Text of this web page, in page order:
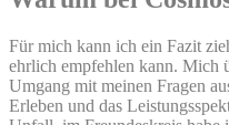
Für mich kann ich ein Fazit
ehrlich empfehlen kann. Mich
Umgang mit meinen Fragen
Erleben und das